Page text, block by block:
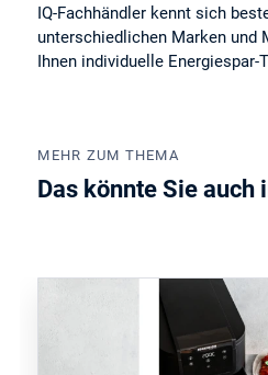
IQ-Fachhändler kennt sich
unterschiedlichen Marken und
Ihnen individuelle Energiespar-
MEHR ZUM THEMA
Das könnte Sie auch